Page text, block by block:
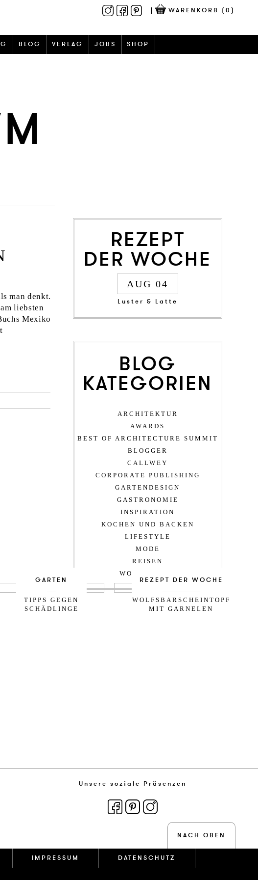
WARENKORB (0)
BLOG VERLAG JOBS SHOP
man denkt.
liebsten
Mexiko
REZEPT
DER WOCHE
AUG 04
Luster & Latte
BLOG
KATEGORIEN
ARCHITEKTUR
AWARDS
BEST OF ARCHITECTURE SUMMIT
BLOGGER
CALLWEY
CORPORATE PUBLISHING
GARTENDESIGN
GASTRONOMIE
INSPIRATION
KOCHEN UND BACKEN
LIFESTYLE
MODE
REISEN
WOHNDESIGN
GARTEN
TIPPS GEGEN
SCHÄDLINGE
REZEPT DER WOCHE
WOLFSBARSCHEINTOPF
MIT GARNELEN
Unsere soziale Präsenzen
NACH OBEN
IMPRESSUM DATENSCHUTZ